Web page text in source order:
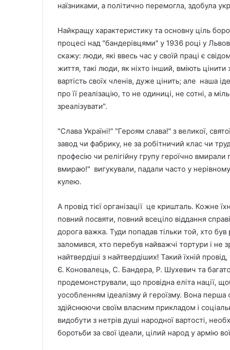
наїзниками, а політично перемогла, здобула
Найкращу характеристику та основну ціль
процесі над "бандерівцями" у 1936 році у
скажу: люди, які ввесь час у своїй праці є
життя, такі люди, як ніхто інший, вміють
вартість своїх членів, дуже цінить; але наша
про її реалізацію, то не одиниці, не сотні, а
зреалізувати".
"Слава Україні!" "Героям слава!" з великої,
завод чи фабрику, не за робітничий клас чи
професію чи релігійну групу героїчно вмирали
вмираю!" вигукували, падали часто у
кулею.
А провід тієї організації це кришталь.
повний посвяти, повний всеціло віддання
дорога важка. Туди попадав тільки той, хто
заломився, хто перебув найважчі тортури і не
найтвердіші з найтвердіших! Такий їхній
Є. Коновалець, С. Бандера, Р. Шухевич та
продемонстрували, що провідна еліта нації,
уособленням ідеалізму й героїзму. Вона перша
здійснюючи своїм власним прикладом і
видобути з нетрів душі народної вартості,
боротьби за свої ідеали, цілий народ у армію